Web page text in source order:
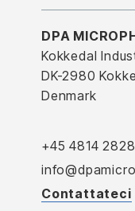
DPA
Kokkedal
DK-2980
Denmark
+45 4814 2828
Contattateci